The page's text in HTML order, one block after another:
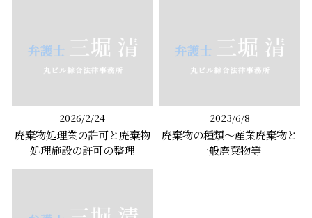
2026/2/24
廃棄物処理業の許可と廃棄物
処理施設の許可の整理
2023/6/8
廃棄物の種類～産業廃棄物と
一般廃棄物等